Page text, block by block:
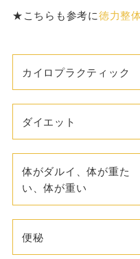
★こちらも参考に徳力整
カイロプラクティック
ダイエット
体がダルイ、体が重た
い、体が重い
便秘